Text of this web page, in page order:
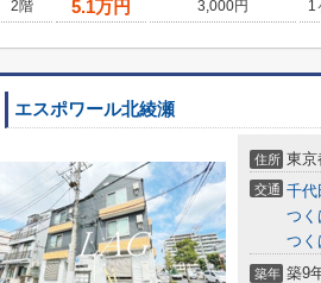
2階
5.1万円 3,000円 1
エスポワール北綾瀬
住所 東京
交通 千代
つく
つく
築年 築9